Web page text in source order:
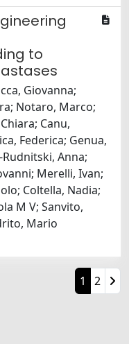
to
Giovanna;
Notaro, Marco;
Canu,
Federica; Genua,
Anna;
Merelli, Ivan;
Coltella, Nadia;
M V; Sanvito,
Mario
1 2